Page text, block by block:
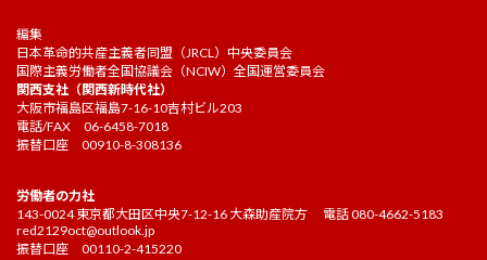
編集
日本革命的共産主義者同盟（JRCL）中央委員会
国際主義労働者全国協議会（NCIW）全国運営委員会
関西支社（関西新時代社）
大阪市福島区福島7-16-10吉村ビル203
電話/FAX 06-6458-7018
振替口座 00910-8-308136
労働者の力社
143-0024 東京都大田区中央7-12-16 大森助産院方 電話 080-4662-5183
red2129oct@outlook.jp
振替口座 00110-2-415220